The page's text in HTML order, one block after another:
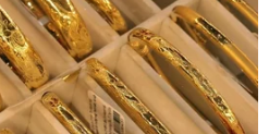
MỤC
nghệ: Khi